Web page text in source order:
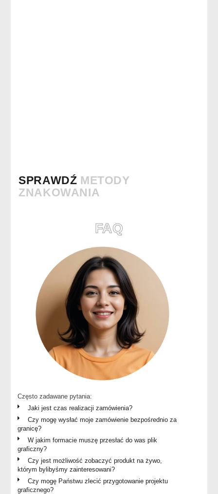
SPRAWDŹ METODY
ZNAKOWANIA
FAQ
Często zadawane pytania:
Jaki jest czas realizacji zamówienia?
Czy mogę wysłać moje zamówienie bezpośrednio za
granicę?
W jakim formacie muszę przesłać do was plik
graficzny?
Czy jest możliwość zobaczyć produkt na żywo,
którym bylibyśmy zainteresowani?
Czy mogę Państwu zlecić przygotowanie projektu
graficznego?